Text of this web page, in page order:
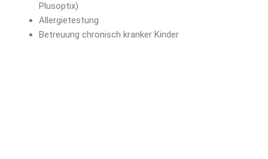
Plusoptix)
Allergietestung
Betreuung chronisch kranker Kinder